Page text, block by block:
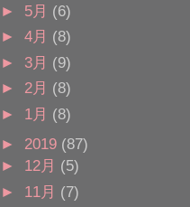
► 5月 (6)
► 4月 (8)
► 3月 (9)
► 2月 (8)
► 1月 (8)
► 2019 (87)
► 12月 (5)
► 11月 (7)